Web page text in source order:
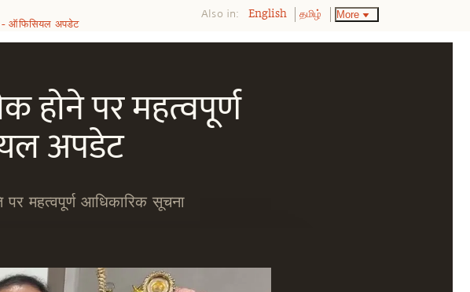
- ऑफिसियल अपडेट
Also in: English தமிழ் More
होने पर महत्वपूर्ण
अपडेट
महत्वपूर्ण आधिकारिक सूचना